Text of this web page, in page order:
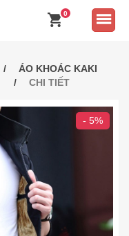
0
ÁO KHOÁC KAKI
CHI TIẾT
- 5%